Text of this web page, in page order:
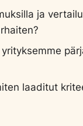
ja
laaditut